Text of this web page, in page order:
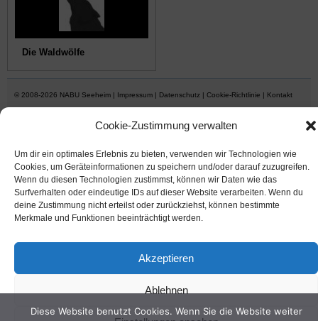
Cookie-Zustimmung verwalten
Um dir ein optimales Erlebnis zu bieten, verwenden wir Technologien wie
Cookies, um Geräteinformationen zu speichern und/oder darauf zuzugreifen.
Wenn du diesen Technologien zustimmst, können wir Daten wie das
Surfverhalten oder eindeutige IDs auf dieser Website verarbeiten. Wenn du
deine Zustimmung nicht erteilst oder zurückziehst, können bestimmte
Merkmale und Funktionen beeinträchtigt werden.
Akzeptieren
Ablehnen
Die Waldwölfe
© 2008-2026 NABU Seeheim | Impressum | Datenschutz | Cookie-Richtlinie | Kontakt
Diese Website benutzt Cookies. Wenn Sie die Website weiter